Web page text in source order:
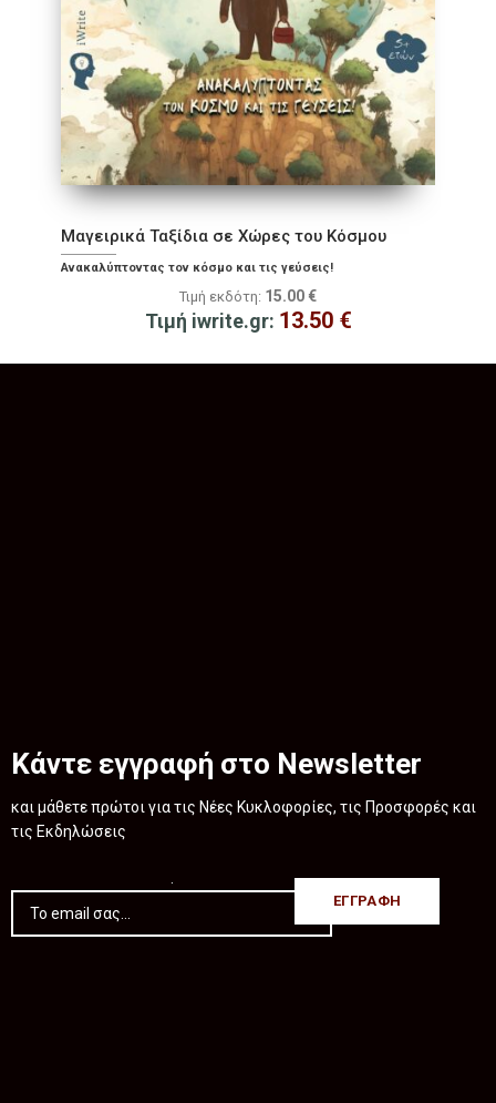
Μαγειρικά Ταξίδια σε Χώρες του Κόσμου
Ανακαλύπτοντας τον κόσμο και τις γεύσεις!
Τιμή εκδότη: 15.00 €
Τιμή iwrite.gr: 13.50 €
Κάντε εγγραφή στο Newsletter
και μάθετε πρώτοι για τις Νέες Κυκλοφορίες, τις Προσφορές και
τις Εκδηλώσεις
.